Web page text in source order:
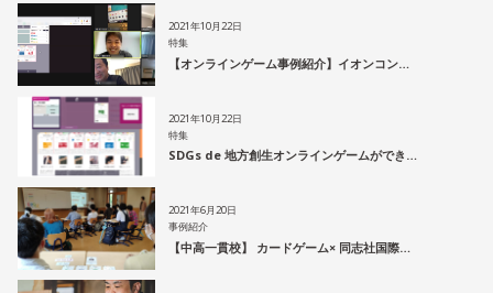
2021年10月22日
特集
【オンラインゲーム事例紹介】イオンコン…
2021年10月22日
特集
SDGs de 地方創生オンラインゲームができ…
2021年6月20日
事例紹介
【中高一貫校】 カードゲーム× 同志社国際…